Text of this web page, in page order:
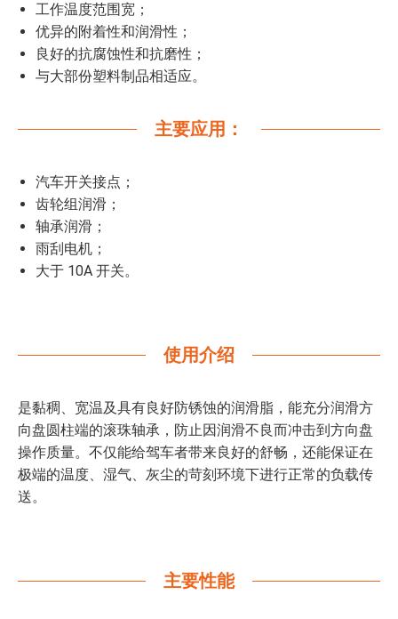
工作温度范围宽；
优异的附着性和润滑性；
良好的抗腐蚀性和抗磨性；
与大部份塑料制品相适应。
主要应用：
汽车开关接点；
齿轮组润滑；
轴承润滑；
雨刮电机；
大于 10A 开关。
使用介绍
是黏稠、宽温及具有良好防锈蚀的润滑脂，能充分润滑方
向盘圆柱端的滚珠轴承，防止因润滑不良而冲击到方向盘
操作质量。不仅能给驾车者带来良好的舒畅，还能保证在
极端的温度、湿气、灰尘的苛刻环境下进行正常的负载传
送。
主要性能